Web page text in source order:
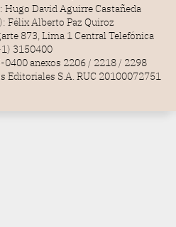
David Aguirre Castañeda
Félix Alberto Paz Quiroz
873, Lima 1 Central Telefónica
3150400
anexos 2206 / 2218 / 2298
Editoriales S.A. RUC 20100072751